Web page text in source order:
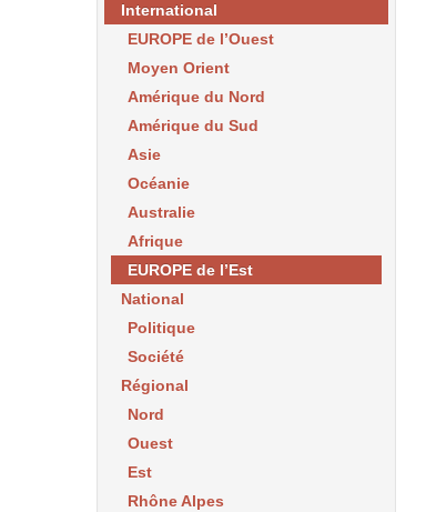
International
EUROPE de l’Ouest
Moyen Orient
Amérique du Nord
Amérique du Sud
Asie
Océanie
Australie
Afrique
EUROPE de l’Est
National
Politique
Société
Régional
Nord
Ouest
Est
Rhône Alpes